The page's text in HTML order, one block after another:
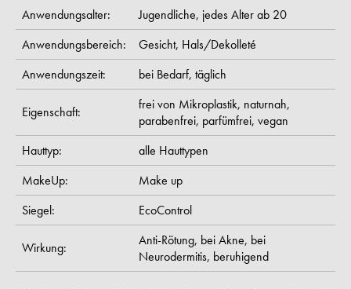
Anwendungsalter: Jugendliche, jedes Alter ab 20
Anwendungsbereich:
Gesicht, Hals/Dekolleté
Anwendungszeit:
bei Bedarf, täglich
Eigenschaft: frei von Mikroplastik, naturnah,
parabenfrei, parfümfrei, vegan
Hauttyp:
alle Hauttypen
MakeUp:
Make up
Siegel:
EcoControl
Wirkung: Anti-Rötung, bei Akne, bei
Neurodermitis, beruhigend